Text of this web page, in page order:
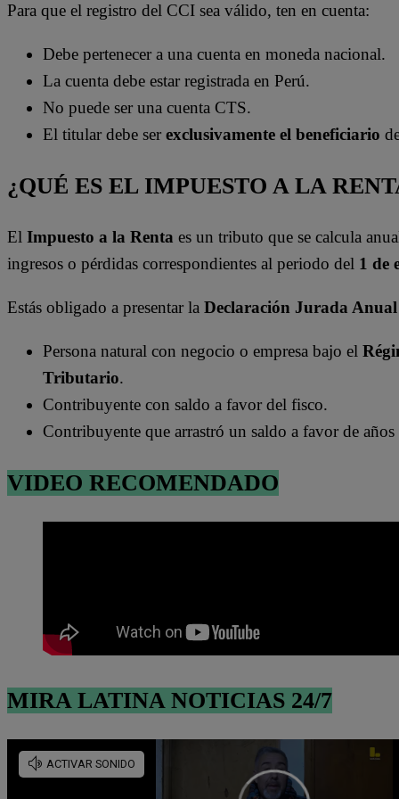
Para que el registro del CCI sea válido, ten en cuenta:
Debe pertenecer a una cuenta en moneda nacional.
La cuenta debe estar registrada en Perú.
No puede ser una cuenta CTS.
El titular debe ser exclusivamente el beneficiario
¿QUÉ ES EL IMPUESTO A LA
El Impuesto a la Renta es un tributo que se calcula
ingresos o pérdidas correspondientes al periodo del 1 de
Estás obligado a presentar la Declaración Jurada
Persona natural con negocio o empresa bajo el
Tributario.
Contribuyente con saldo a favor del fisco.
Contribuyente que arrastró un saldo a favor de años
VIDEO RECOMENDADO
MIRA LATINA NOTICIAS 24/7